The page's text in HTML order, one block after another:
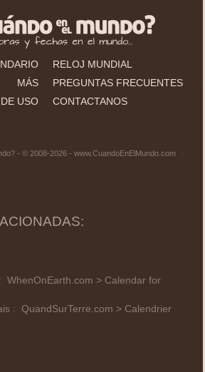
RELOJ MUNDIAL
MÁS
PREGUNTAS FRECUENTES
USO
CONTACTANOS
- © 2008-2026 - www.CuandoEnElMundo.com
WhenOnEarth.com > Calendar for
: QuandSurTerre.com > Calendrier